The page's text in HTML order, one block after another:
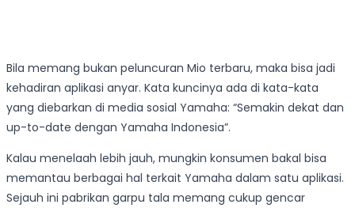
Bila memang bukan peluncuran Mio terbaru, maka bisa jadi
kehadiran aplikasi anyar. Kata kuncinya ada di kata-kata
yang diebarkan di media sosial Yamaha: “Semakin dekat dan
up-to-date dengan Yamaha Indonesia”.
Kalau menelaah lebih jauh, mungkin konsumen bakal bisa
memantau berbagai hal terkait Yamaha dalam satu aplikasi.
Sejauh ini pabrikan garpu tala memang cukup gencar